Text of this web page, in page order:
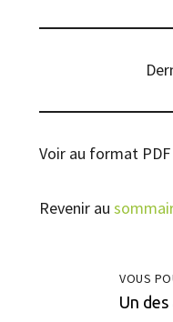
Voir au format
Revenir au
VOUS
Un